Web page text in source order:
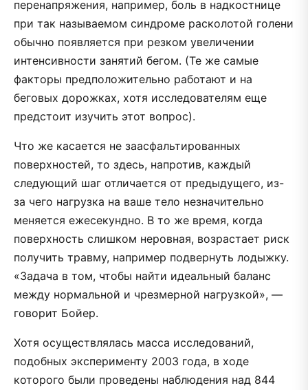
перенапряжения, например, боль в надкостнице
при так называемом синдроме расколотой голени
обычно появляется при резком увеличении
интенсивности занятий бегом. (Те же самые
факторы предположительно работают и на
беговых дорожках, хотя исследователям еще
предстоит изучить этот вопрос).
Что же касается не заасфальтированных
поверхностей, то здесь, напротив, каждый
следующий шаг отличается от предыдущего, из-
за чего нагрузка на ваше тело незначительно
меняется ежесекундно. В то же время, когда
поверхность слишком неровная, возрастает риск
получить травму, например подвернуть лодыжку.
«Задача в том, чтобы найти идеальный баланс
между нормальной и чрезмерной нагрузкой», —
говорит Бойер.
Хотя осуществлялась масса исследований,
подобных эксперименту 2003 года, в ходе
которого были проведены наблюдения над 844